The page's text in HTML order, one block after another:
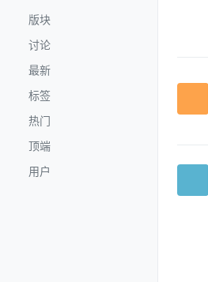
版块
讨论
最新
标签
热门
顶端
用户